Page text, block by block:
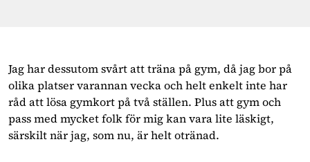
Jag har dessutom svårt att träna på gym, då jag bor på
olika platser varannan vecka och helt enkelt inte har
råd att lösa gymkort på två ställen. Plus att gym och
pass med mycket folk för mig kan vara lite läskigt,
särskilt när jag, som nu, är helt otränad.